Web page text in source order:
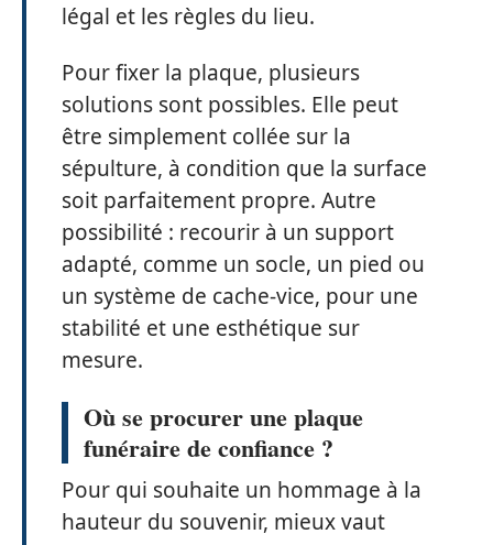
légal et les règles du lieu.
Pour fixer la plaque, plusieurs
solutions sont possibles. Elle peut
être simplement collée sur la
sépulture, à condition que la surface
soit parfaitement propre. Autre
possibilité : recourir à un support
adapté, comme un socle, un pied ou
un système de cache-vice, pour une
stabilité et une esthétique sur
mesure.
Où se procurer une plaque
funéraire de confiance ?
Pour qui souhaite un hommage à la
hauteur du souvenir, mieux vaut